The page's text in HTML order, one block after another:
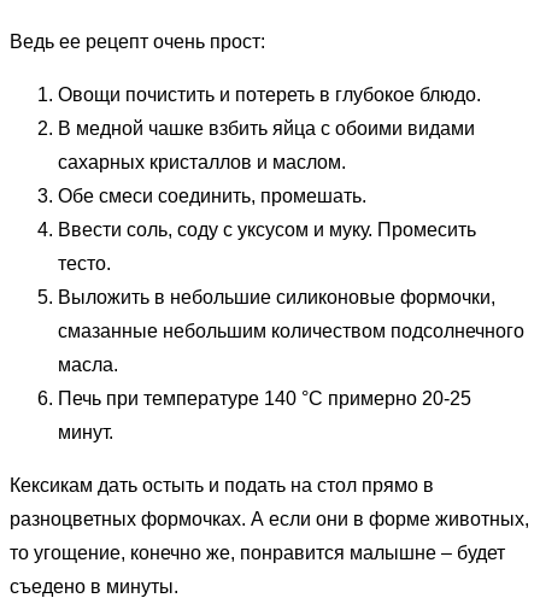
Ведь ее рецепт очень прост:
Овощи почистить и потереть в глубокое блюдо.
В медной чашке взбить яйца с обоими видами
сахарных кристаллов и маслом.
Обе смеси соединить, промешать.
Ввести соль, соду с уксусом и муку. Промесить
тесто.
Выложить в небольшие силиконовые формочки,
смазанные небольшим количеством подсолнечного
масла.
Печь при температуре 140 °C примерно 20-25
минут.
Кексикам дать остыть и подать на стол прямо в
разноцветных формочках. А если они в форме животных,
то угощение, конечно же, понравится малышне – будет
съедено в минуты.